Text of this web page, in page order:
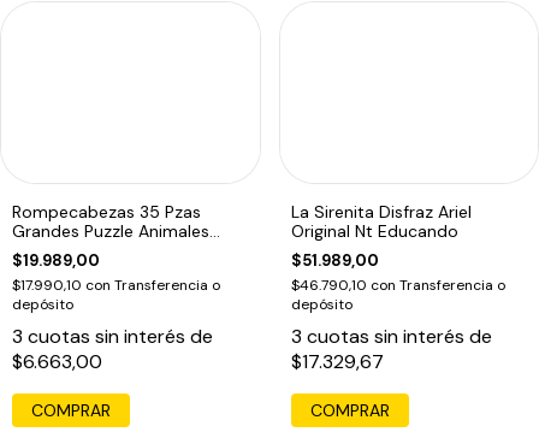
Rompecabezas 35 Pzas
Grandes Puzzle Animales
Oceano Piso Edu
$19.989,00
$17.990,10 con Transferencia o
depósito
3 cuotas sin interés de
$6.663,00
La Sirenita Disfraz Ariel
Original Nt Educando
$51.989,00
$46.790,10 con Transferencia o
depósito
3 cuotas sin interés de
$17.329,67
COMPRAR